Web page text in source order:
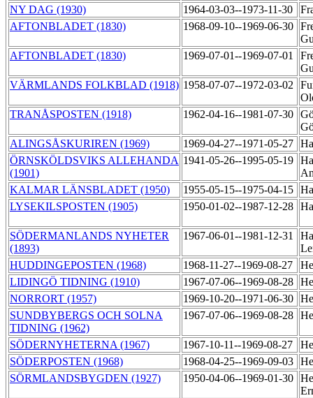
NY DAG (1930) 1964-03-03--1973-11-30
AFTONBLADET (1830)
1968-09-10--1969-06-30
AFTONBLADET (1830)
1969-07-01--1969-07-01
VÄRMLANDS FOLKBLAD (1918) 1958-07-07--1972-03-02
TRANÅSPOSTEN (1918)
1962-04-16--1981-07-30
ALINGSÅSKURIREN (1969)
1969-04-27--1971-05-27
ÖRNSKÖLDSVIKS ALLEHANDA
(1901)
1941-05-26--1995-05-19
KALMAR LÄNSBLADET (1950)
1955-05-15--1975-04-15
LYSEKILSPOSTEN (1905)
1950-01-02--1987-12-28
SÖDERMANLANDS NYHETER
(1893)
1967-06-01--1981-12-31
HUDDINGEPOSTEN (1968)
1968-11-27--1969-08-27
LIDINGÖ TIDNING (1910)
1967-07-06--1969-08-28
NORRORT (1957)
1969-10-20--1971-06-30
SUNDBYBERGS OCH SOLNA
TIDNING (1962)
1967-07-06--1969-08-28
SÖDERNYHETERNA (1967) 1967-10-11--1969-08-27
SÖDERPOSTEN (1968)
1968-04-25--1969-09-03
SÖRMLANDSBYGDEN (1927)
1950-04-06--1969-01-30